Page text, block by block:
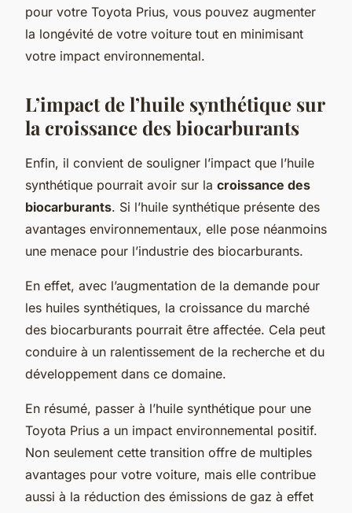
pour votre Toyota Prius, vous pouvez augmenter
la longévité de votre voiture tout en minimisant
votre impact environnemental.
L’impact de l’huile synthétique sur
la croissance des biocarburants
Enfin, il convient de souligner l’impact que l’huile
synthétique pourrait avoir sur la croissance des
biocarburants. Si l’huile synthétique présente des
avantages environnementaux, elle pose néanmoins
une menace pour l’industrie des biocarburants.
En effet, avec l’augmentation de la demande pour
les huiles synthétiques, la croissance du marché
des biocarburants pourrait être affectée. Cela peut
conduire à un ralentissement de la recherche et du
développement dans ce domaine.
En résumé, passer à l’huile synthétique pour une
Toyota Prius a un impact environnemental positif.
Non seulement cette transition offre de multiples
avantages pour votre voiture, mais elle contribue
aussi à la réduction des émissions de gaz à effet